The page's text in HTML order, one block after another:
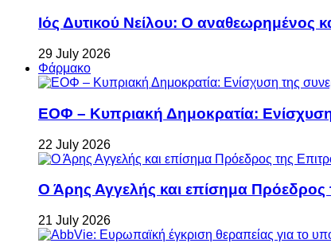
Ιός Δυτικού Νείλου: Ο αναθεωρημένος
29 July 2026
Φάρμακο
ΕΟΦ – Κυπριακή Δημοκρατία:
22 July 2026
Ο Άρης Αγγελής και επίσημα
21 July 2026